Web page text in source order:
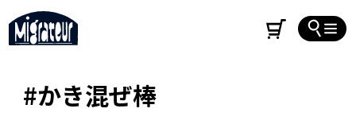
#かき混ぜ棒